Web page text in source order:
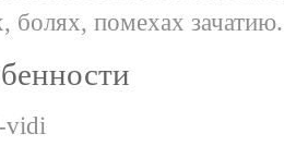
болях, помехах зачатию.